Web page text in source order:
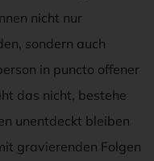
nicht nur
sondern auch
in puncto offener
das nicht, bestehe
unentdeckt bleiben
gravierenden Folgen